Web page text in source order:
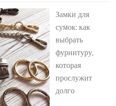
Замки для
сумок: как
выбрать
фурнитуру,
которая
прослужит
долго